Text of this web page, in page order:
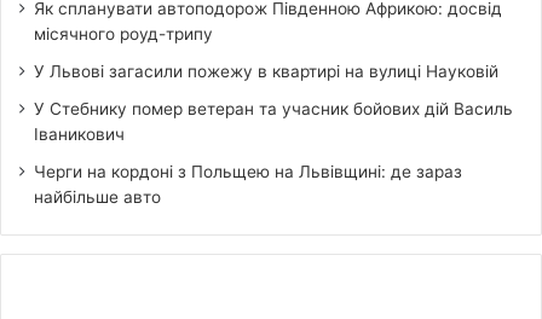
Як спланувати автоподорож Південною Африкою: досвід
місячного роуд-трипу
У Львові загасили пожежу в квартирі на вулиці Науковій
У Стебнику помер ветеран та учасник бойових дій Василь
Іваникович
Черги на кордоні з Польщею на Львівщині: де зараз
найбільше авто